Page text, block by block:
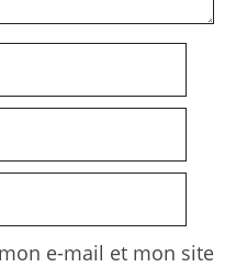
e-mail et mon site